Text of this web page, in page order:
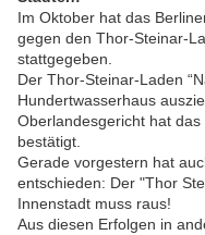
Im Oktober hat das
gegen den Thor-Steinar-
stattgegeben.
Der Thor-Steinar-Laden
Hundertwasserhaus
Oberlandesgericht hat
bestätigt.
Gerade vorgestern hat
entschieden: Der "Thor
Innenstadt muss raus!
Aus diesen Erfolgen in